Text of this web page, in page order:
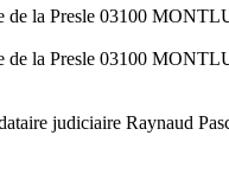
de la Presle 03100
de la Presle 03100
judiciaire Raynaud